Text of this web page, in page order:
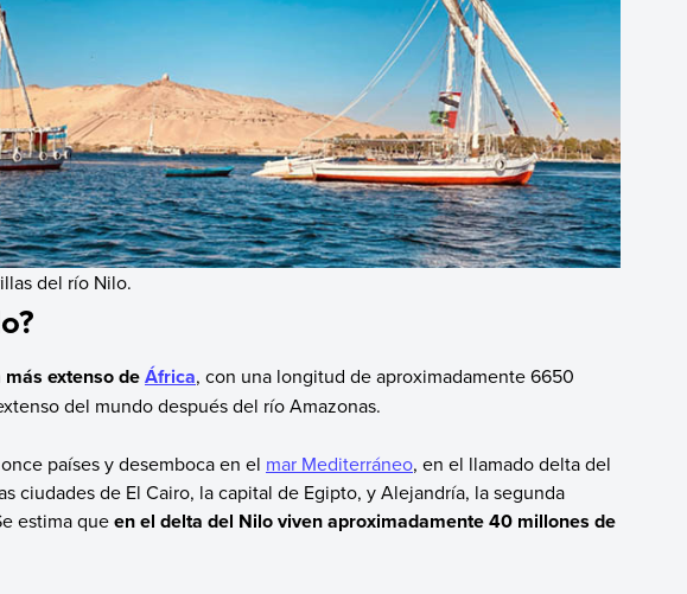
del río Nilo.
extenso deÁfrica, con una longitud de aproximadamente 6650
del mundo después del río Amazonas.
países y desemboca en el mar Mediterráneo, en el llamado delta del
ciudades de El Cairo, la capital de Egipto, y Alejandría, la segunda
estima queen el delta del Nilo viven aproximadamente 40 millones de